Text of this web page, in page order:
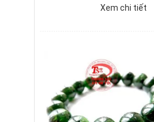
Xem chi tiết